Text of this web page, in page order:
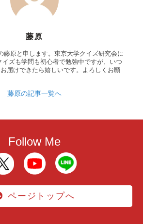
藤原
藤原と申します。東京大学クイズ研究会に
イズも学問も初心者で勉強中ですが、いつ
届けできたら嬉しいです。よろしくお願
藤原の記事一覧へ
Follow Me
ページトップへ